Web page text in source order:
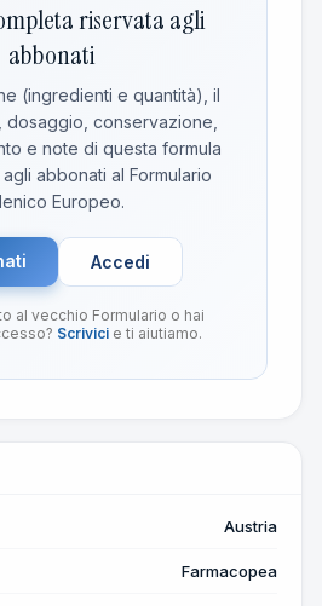
riservata agli
abbonati
(ingredienti e quantità), il
conservazione,
e note di questa formula
abbonati al Formulario
Europeo.
Accedi
al vecchio Formulario o hai
Scrivici e ti aiutiamo.
Austria
Farmacopea